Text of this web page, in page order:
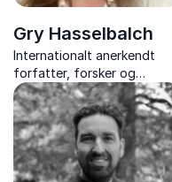
Gry Hasselbalch
Internationalt anerkendt
forfatter, forsker og
teknologianalytiker med en
dyb indsigt i, hvordan
teknologi former vores
samfund og menneskelige
relationer.